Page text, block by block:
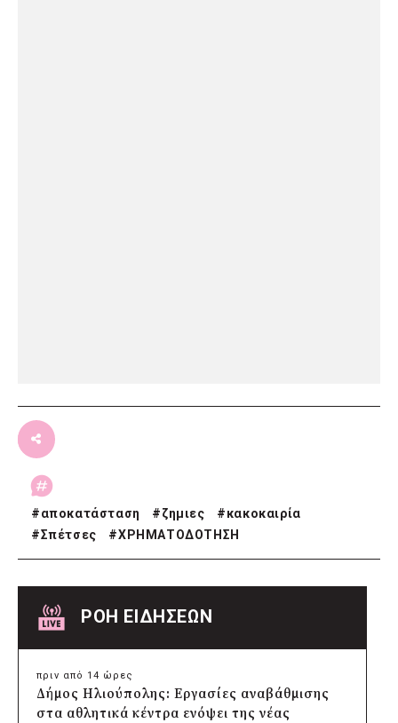
#αποκατάσταση #ζημιες #κακοκαιρία
#Σπέτσες #ΧΡΗΜΑΤΟΔΟΤΗΣΗ
ΡΟΗ ΕΙΔΗΣΕΩΝ
πριν από 14 ώρες
Δήμος Ηλιούπολης: Εργασίες αναβάθμισης
στα αθλητικά κέντρα ενόψει της νέας